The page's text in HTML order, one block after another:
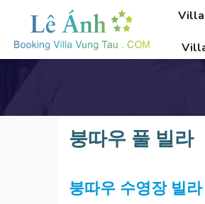
content
Villa
붕따우 풀 빌라
붕따우 수영장 빌라